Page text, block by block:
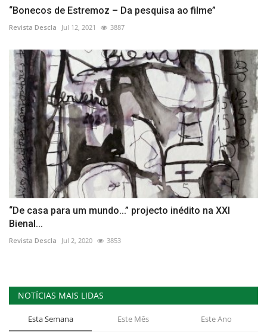
“Bonecos de Estremoz – Da pesquisa ao filme”
Revista Descla Jul 12, 2021 3887
“De casa para um mundo...” projecto inédito na XXI
Bienal...
Revista Descla Jul 2, 2020 3853
NOTÍCIAS MAIS LIDAS
Esta Semana Este Mês Este Ano